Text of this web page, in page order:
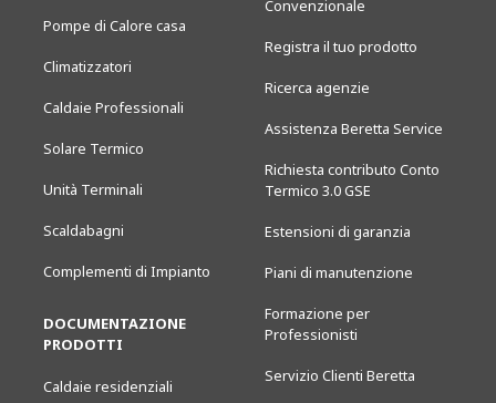
Pompe di Calore casa
Climatizzatori
Caldaie Professionali
Solare Termico
Unità Terminali
Scaldabagni
Complementi di Impianto
DOCUMENTAZIONE
PRODOTTI
Caldaie residenziali
Convenzionale
Registra il tuo prodotto
Ricerca agenzie
Assistenza Beretta Service
Richiesta contributo Conto
Termico 3.0 GSE
Estensioni di garanzia
Piani di manutenzione
Formazione per
Professionisti
Servizio Clienti Beretta